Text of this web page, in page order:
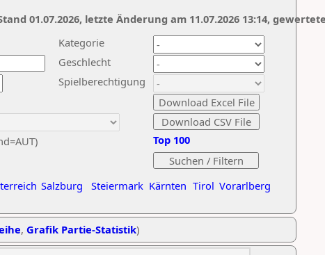
Kategorie
Geschlecht
Spielberechtigung
Salzburg Steiermark Kärnten Tirol Vorarlberg
Top 100
01.07.2026, letzte Änderung am 11.07.2026 13:14,
, Grafik Partie-Statistik)